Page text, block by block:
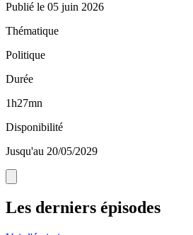
Publié le 05 juin 2026
Thématique
Politique
Durée
1h27mn
Disponibilité
Jusqu'au 20/05/2029
Les derniers épisodes